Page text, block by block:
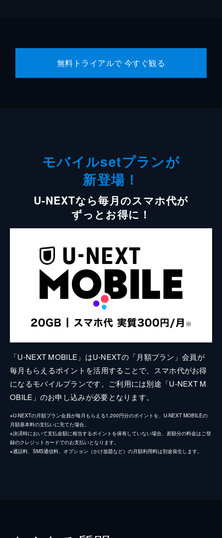
無料トライアルで 今すぐ観る
モバイルsetプランが
新登場！
U-NEXTなら毎月のスマホ代が
ずっとお得に！
「U-NEXT MOBILE」はU-NEXTの「月額プラン」会員が
毎月もらえるポイントを活用することで、スマホ代がお得
になるモバイルプランです。ご利用には別途「U-NEXT M
OBILE」のお申し込みが必要となります。
※U-NEXTの月額プラン会員が毎月もらえる1,200円分のポイントを、U-NEXT MOBILEの
月額基本料の支払いに充てた場合。
※決済時において支払金額に相当するポイントを保有していない場合、差額分の料金はご登
録のクレジットカードでのお支払いとなります。
※通話料、SMS通信料、オプション（かけ放題など）の月額利用料は別途発生します。